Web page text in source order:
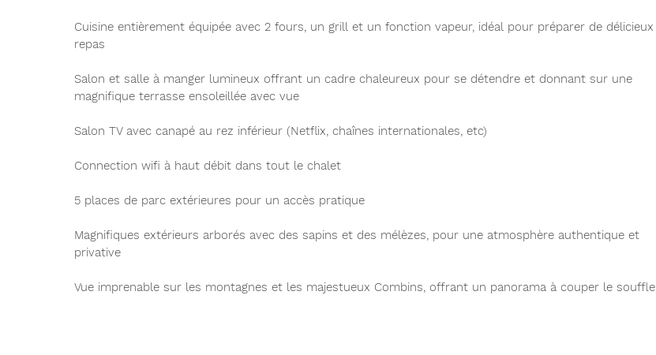
Cuisine entièrement équipée avec 2 fours, un grill et un fonction vapeur, idéal pour préparer de délicieux
repas
Salon et salle à manger lumineux offrant un cadre chaleureux pour se détendre et donnant sur une
magnifique terrasse ensoleillée avec vue
Salon TV avec canapé au rez inférieur (Netflix, chaînes internationales, etc)
Connection wifi à haut débit dans tout le chalet
5 places de parc extérieures pour un accès pratique
Magnifiques extérieurs arborés avec des sapins et des mélèzes, pour une atmosphère authentique et
privative
Vue imprenable sur les montagnes et les majestueux Combins, offrant un panorama à couper le souffle